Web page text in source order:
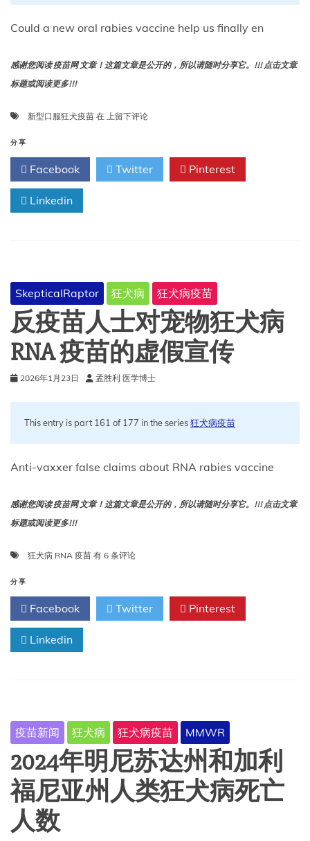
的
新
南
Could a new oral rabies vaccine help us finally en
感谢您阅读 疫苗网 文章！这篇文章是公开的，所以请随时分享它。!!! 点击文章
标题或阅读更多!!!
新型口服狂犬疫苗 在 新
服
狂
犬
我
们
终
终
结
这
种
上留下评论
分享
Facebook Twitter Pinterest
Linkedin
SkepticalRaptor 狂犬病 狂犬病疫苗
反疫苗人士对宠物狂犬病
RNA 疫苗的虚假宣传
2026年1月23日 孟胜利 医学博士
This entry is part 161 of 177 in the series狂犬病疫苗
Anti-vaxxer false claims about RNA rabies vaccine
感谢您阅读 疫苗网 文章！这篇文章是公开的，所以请随时分享它。!!! 点击文章
标题或阅读更多!!!
狂犬病 RNA 疫苗 反
人
对
疫
苗
的
虚
假
宣
有 6 条评论
分享
Facebook Twitter Pinterest
Linkedin
疫苗新闻 狂犬病 狂犬病疫苗 MMWR
2024年明尼苏达州和加利
福尼亚州人类狂犬病死亡
人数